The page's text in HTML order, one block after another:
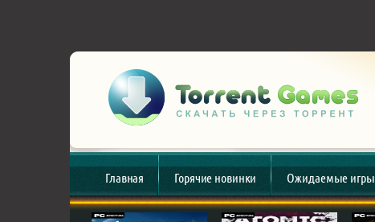
Главная Горячие новинки Ожидаемые игры